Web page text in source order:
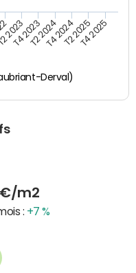
Derval)
2023
T4 2023T2 2024T4 2024T2 2025T4 2025
€/m2
: +7 %